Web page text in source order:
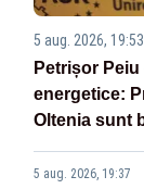
5 aug. 2026, 19:53
Petrișor
energetice:
Oltenia sunt
5 aug. 2026, 19:37